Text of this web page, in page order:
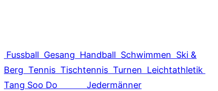
Fussball Gesang Handball Schwimmen Ski &
Berg Tennis Tischtennis Turnen Leichtathletik
Tang Soo Do
Jedermänner